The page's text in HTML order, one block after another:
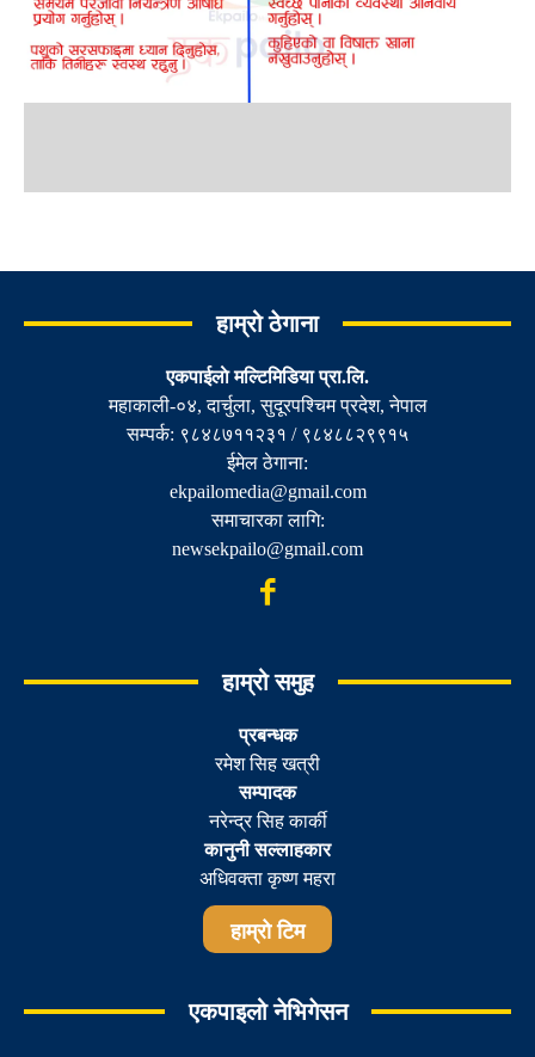
हाम्रो ठेगाना
एकपाईलाे मल्टिमिडिया प्रा.लि.
महाकाली-०४, दार्चुला, सुदूरपश्चिम प्रदेश, नेपाल
सम्पर्क: ९८४८७११२३१ / ९८४८८२९९१५
ईमेल ठेगाना:
ekpailomedia@gmail.com
समाचारका लागि:
newsekpailo@gmail.com
हाम्रो समुह
प्रबन्धक
रमेश सिह खत्री
सम्पादक
नरेन्द्र सिह कार्की
कानुनी सल्लाहकार
अधिवक्ता कृष्ण महरा
हाम्रो टिम
एकपाइलो नेभिगेसन